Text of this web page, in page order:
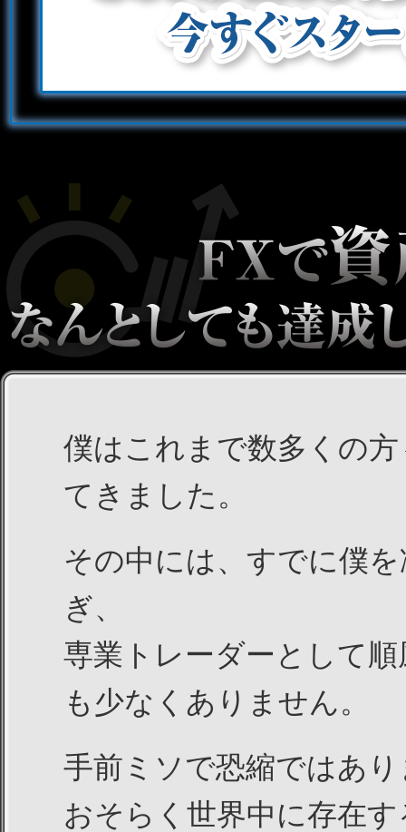
僕はこれまで数多くの
てきました。
その中には、すでに僕
ぎ、
専業トレーダーとして
も少なくありません。
手前ミソで恐縮ではあ
おそらく世界中に存在